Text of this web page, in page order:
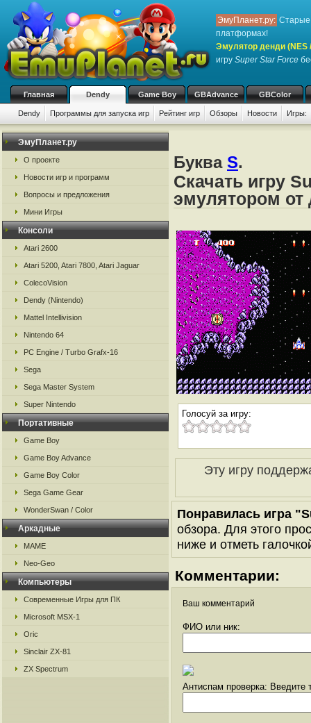
ЭмуПланет.ру: Старые
платформах!
Эмулятор денди (NES
игру Super Star Force
Главная Dendy Game Boy GBAdvance GBColor
Dendy Программы для запуска игр Рейтинг игр Обзоры Новости Игры:
ЭмуПланет.ру
О проекте
Новости игр и программ
Вопросы и предложения
Мини Игры
Консоли
Atari 2600
Atari 5200, Atari 7800, Atari Jaguar
ColecoVision
Dendy (Nintendo)
Mattel Intellivision
Nintendo 64
PC Engine / Turbo Grafx-16
Sega
Sega Master System
Super Nintendo
Портативные
Game Boy
Game Boy Advance
Game Boy Color
Sega Game Gear
WonderSwan / Color
Аркадные
MAME
Neo-Geo
Компьютеры
Современные Игры для ПК
Microsoft MSX-1
Oric
Sinclair ZX-81
ZX Spectrum
Буква S.
Скачать игру
эмулятором от
Голосуй за игру:
Эту игру
Понравилась игра
обзора. Для этого
ниже и отметь
Комментарии:
Ваш комментарий
ФИО или ник:
Антиспам проверка: Введите